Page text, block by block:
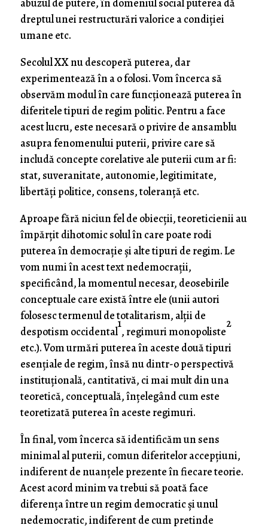
abuzul de putere, în domeniul social puterea dă
dreptul unei restructurări valorice a condiţiei
umane etc.
Secolul XX nu descoperă puterea, dar
experimentează în a o folosi. Vom încerca să
observăm modul în care funcţionează puterea în
diferitele tipuri de regim politic. Pentru a face
acest lucru, este necesară o privire de ansamblu
asupra fenomenului puterii, privire care să
includă concepte corelative ale puterii cum ar fi:
stat, suveranitate, autonomie, legitimitate,
libertăţi politice, consens, toleranţă etc.
Aproape fără niciun fel de obiecţii, teoreticienii au
împărţit dihotomic solul în care poate rodi
puterea în democraţie şi alte tipuri de regim. Le
vom numi în acest text nedemocraţii,
specificând, la momentul necesar, deosebirile
conceptuale care există între ele (unii autori
folosesc termenul de totalitarism, alţii de
despotism occidental
1
, regimuri monopoliste
2
etc.). Vom urmări puterea în aceste două tipuri
esenţiale de regim, însă nu dintr-o perspectivă
instituţională, cantitativă, ci mai mult din una
teoretică, conceptuală, înţelegând cum este
teoretizată puterea în aceste regimuri.
În final, vom încerca să identificăm un sens
minimal al puterii, comun diferitelor accepţiuni,
indiferent de nuanţele prezente în fiecare teorie.
Acest acord minim va trebui să poată face
diferenţa între un regim democratic şi unul
nedemocratic, indiferent de cum pretinde